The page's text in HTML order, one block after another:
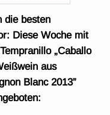
die besten
Diese Woche mit
„Caballo
aus
Blanc 2013”